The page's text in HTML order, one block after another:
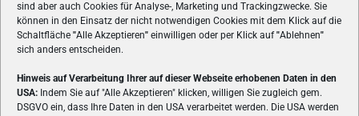
sind aber auch Cookies für Analyse-, Marketing und Trackingzwecke. Sie
können in den Einsatz der nicht notwendigen Cookies mit dem Klick auf die
Schaltfläche "Alle Akzeptieren" einwilligen oder per Klick auf"Ablehnen"
sich anders entscheiden.
Hinweis auf Verarbeitung Ihrer auf dieser Webseite erhobenen Daten in den
USA: Indem Sie auf "Alle Akzeptieren" klicken, willigen Sie zugleich gem.
DSGVO ein, dass Ihre Daten in den USA verarbeitet werden. Die USA werden
ÜBER UNS